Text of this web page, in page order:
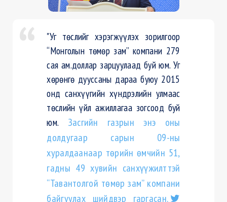
"Уг төслийг хэрэгжүүлэх зорилгоор
“Монголын төмөр зам” компани 279
сая ам.доллар зарцуулаад буй юм. Уг
хөрөнгө дууссаны дараа буюу 2015
онд санхүүгийн хүндрэлийн улмаас
төслийн үйл ажиллагаа зогсоод буй
юм. Засгийн газрын энэ оны
долдугаар сарын 09-ны
хуралдаанаар төрийн өмчийн 51,
гадны 49 хувийн санхүүжилттэй
“Тавантолгой төмөр зам” компани
байгуулах шийдвэр гаргасан.